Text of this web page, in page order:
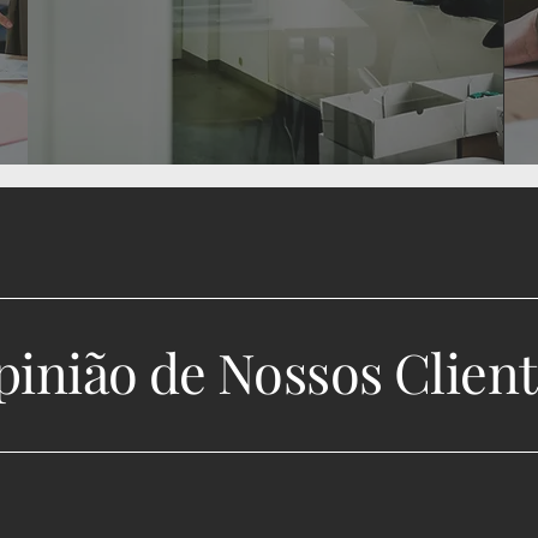
de Nossos